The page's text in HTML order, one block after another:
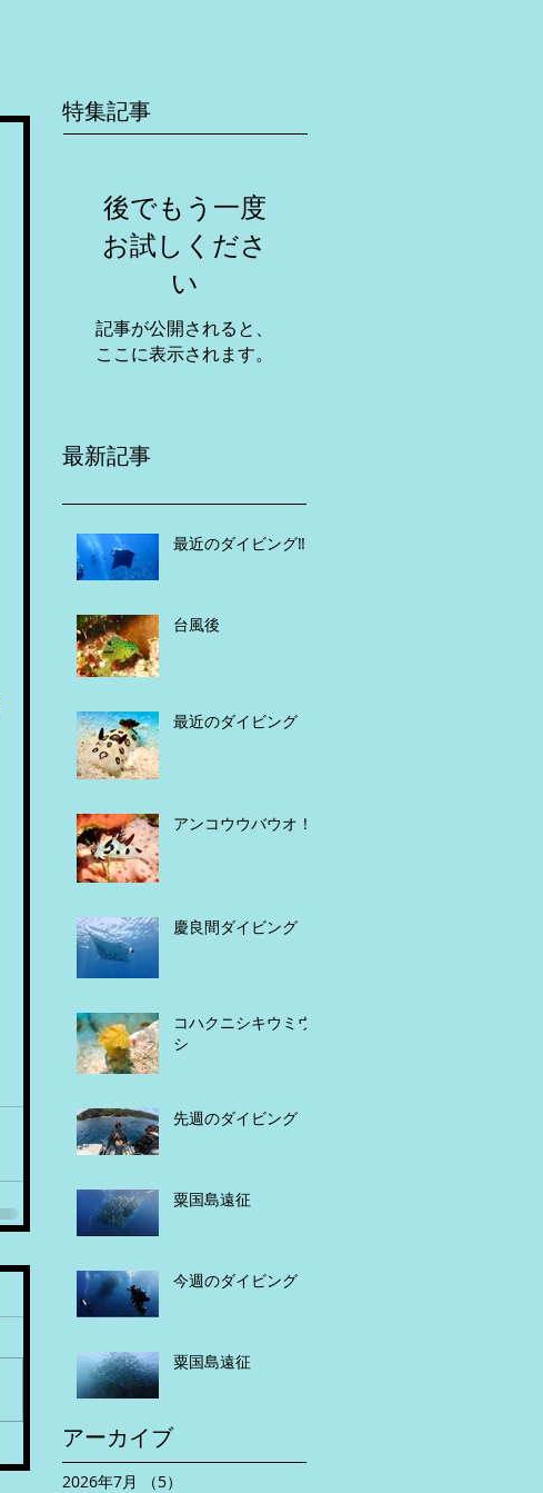
特集記事
後でもう一度
お試しくださ
い
記事が公開されると、
ここに表示されます。
最新記事
最近のダイビング‼️
台風後
最近のダイビング
アンコウウバウオ！
慶良間ダイビング
コハクニシキウミウ
シ
先週のダイビング
粟国島遠征
今週のダイビング
粟国島遠征
アーカイブ
2026年7月 （5）